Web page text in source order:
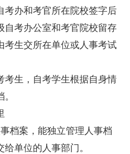
考办和考官所在院校签字后
自考办公室和考官院校留存
考生交所在单位或人事考试
考生，自考学生根据自身情
档案，能独立管理人事档
单位的人事部门。